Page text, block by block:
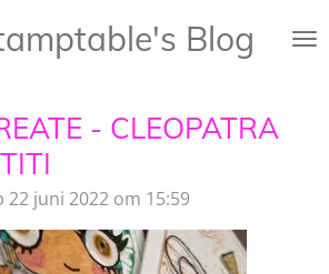
Blog
- CLEOPATRA
juni 2022 om 15:59